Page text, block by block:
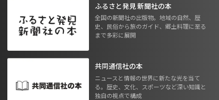
ふるさと発見 新聞社の本
全国の新聞社の出版物。地域の自然、歴
史、民俗から旅のガイド、郷土料理に至る
まで多彩に展開
共同通信社の本
ニュースと情報の世界に新たな光を当て
る。歴史、文化、スポーツなど深い知識と
独自の視点で構成